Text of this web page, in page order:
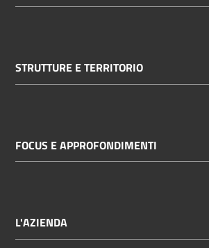
STRUTTURE E TERRITORIO
FOCUS E APPROFONDIMENTI
L'AZIENDA